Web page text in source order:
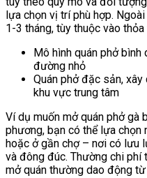
lựa chọn vị trí phù hợp.
1-3 tháng, tùy thuộc vào
Mô hình quán phở bình
đường nhỏ
Quán phở đặc sản,
khu vực trung tâm
Ví dụ muốn mở quán phở gà
phương, bạn có thể lựa
hoặc ở gần chợ – nơi có lưu
và đông đúc. Thường chi phí
mở quán thường dao động